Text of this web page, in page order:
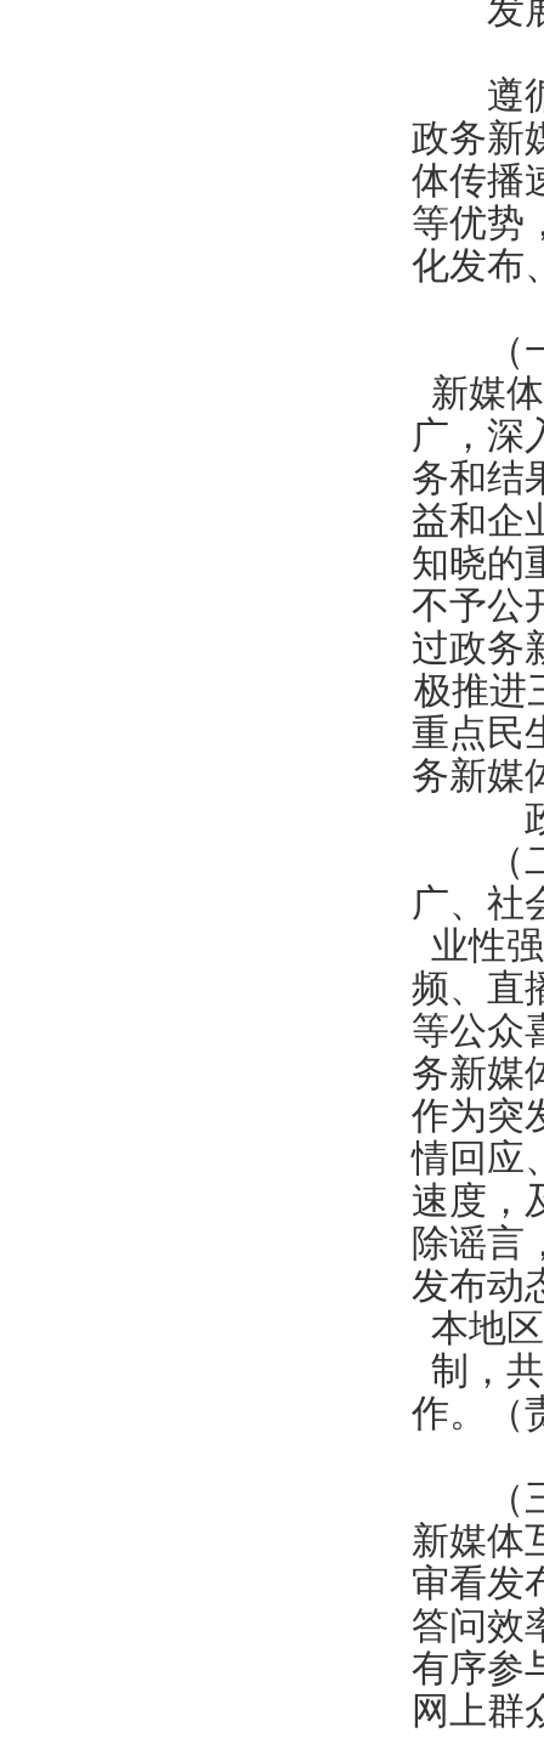
发
遵循
政务新
体传播
等优势
化发布
（一
新媒
广，深
务和结
益和企
知晓的
不予公
过政务
极推进
重点民
务新媒
（二
广、社
业性
频、直
等公众
务新媒
作为突
情回应
速度，
除谣言
发布动
本地
制，
作。（
（三
新媒体
审看发
答问效
有序参
网上群